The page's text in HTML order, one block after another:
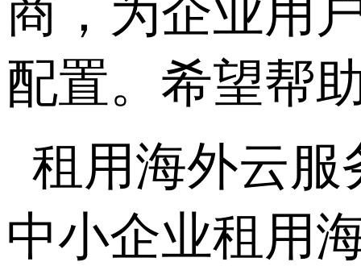
商，为企业用
配置。希望帮
租用海外云服
中小企业租用